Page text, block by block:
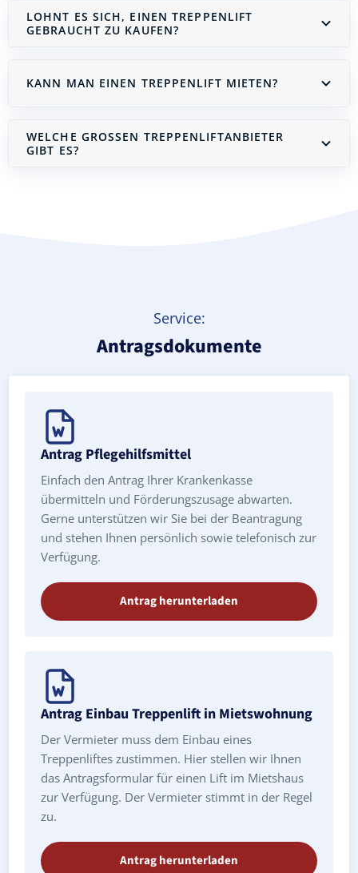
LOHNT ES SICH, EINEN TREPPENLIFT
GEBRAUCHT ZU KAUFEN?
KANN MAN EINEN TREPPENLIFT MIETEN?
WELCHE GROSSEN TREPPENLIFTANBIETER G
IBT ES?
Service:
Antragsdokumente
Antrag Pflegehilfsmittel
Einfach den Antrag Ihrer Krankenkasse
übermitteln und Förderungszusage abwarten.
Gerne unterstützen wir Sie bei der Beantragung
und stehen Ihnen persönlich sowie telefonisch zur
Verfügung.
Antrag herunterladen
Antrag Einbau Treppenlift in Mietswohnung
Der Vermieter muss dem Einbau eines
Treppenliftes zustimmen. Hier stellen wir Ihnen
das Antragsformular für einen Lift im Mietshaus
zur Verfügung. Der Vermieter stimmt in der Regel
zu.
Antrag herunterladen